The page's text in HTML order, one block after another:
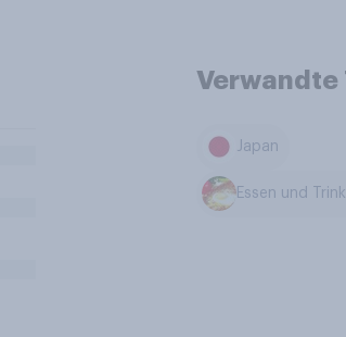
Verwandte
Japan
Essen und